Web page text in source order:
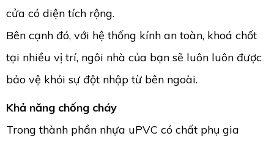
cửa có diện tích rộng.
Bên cạnh đó, với hệ thống kính an toàn, khoá chốt
tại nhiều vị trí, ngôi nhà của bạn sẽ luôn luôn được
bảo vệ khỏi sự đột nhập từ bên ngoài.
Khả năng chống cháy
Trong thành phần nhựa uPVC có chất phụ gia